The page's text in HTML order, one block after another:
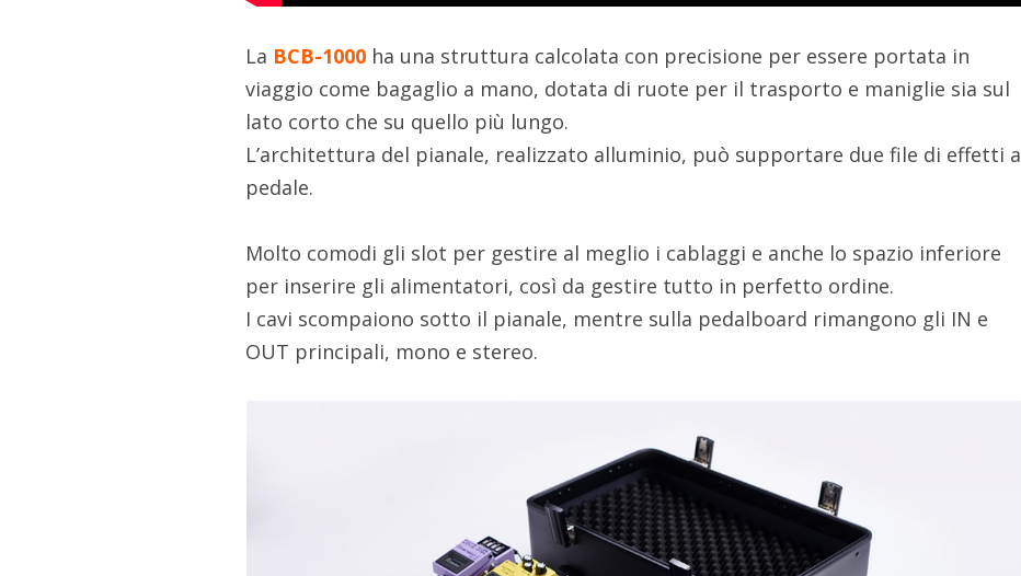
La BCB-1000 ha una struttura calcolata con precisione per essere portata in
viaggio come bagaglio a mano, dotata di ruote per il trasporto e maniglie sia sul
lato corto che su quello più lungo.
L’architettura del pianale, realizzato alluminio, può supportare due file di effetti a
pedale.
Molto comodi gli slot per gestire al meglio i cablaggi e anche lo spazio inferiore
per inserire gli alimentatori, così da gestire tutto in perfetto ordine.
I cavi scompaiono sotto il pianale, mentre sulla pedalboard rimangono gli IN e
OUT principali, mono e stereo.